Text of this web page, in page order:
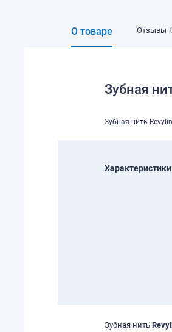
О товаре Отзывы
Зубная
Зубная нить
Характеристики
Зубная нить